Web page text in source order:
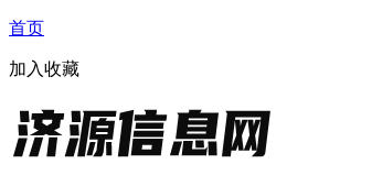
首页
加入收藏